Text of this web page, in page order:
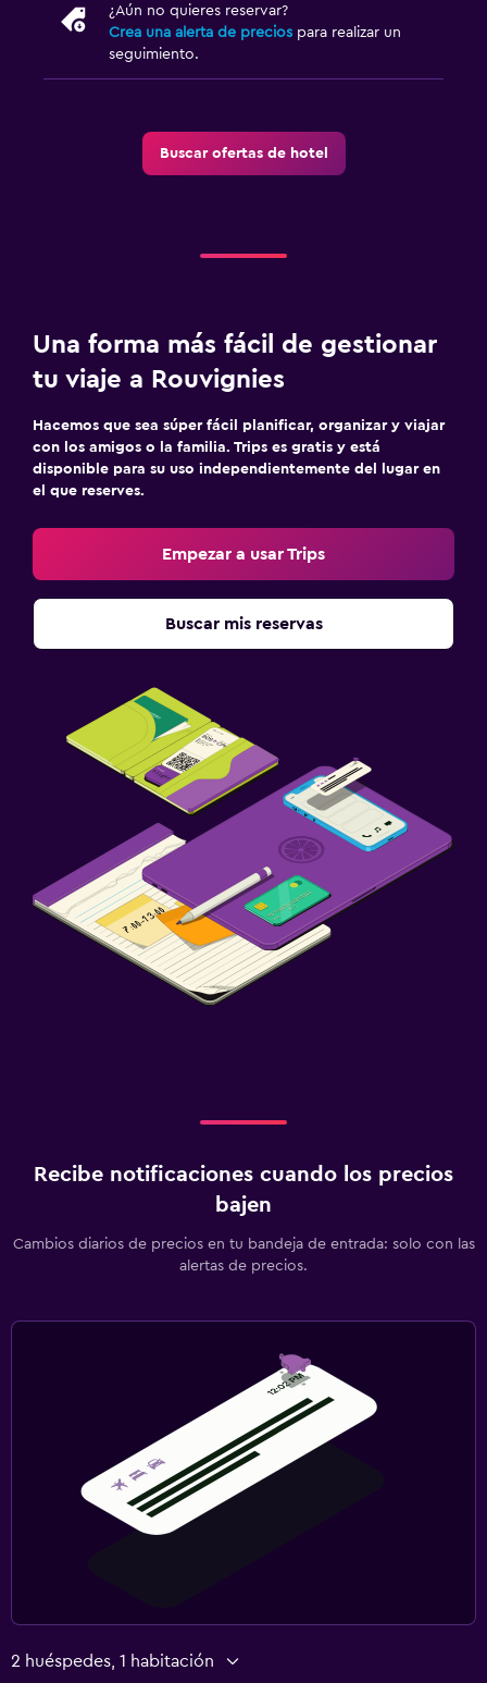
¿Aún no quieres reservar?
Crea una alerta de precios para realizar un
seguimiento.
Buscar ofertas de hotel
Una forma más fácil de gestionar
tu viaje a Rouvignies
Hacemos que sea súper fácil planificar, organizar y viajar
con los amigos o la familia. Trips es gratis y está
disponible para su uso independientemente del lugar en
el que reserves.
Empezar a usar Trips
Buscar mis reservas
Recibe notificaciones cuando los precios
bajen
Cambios diarios de precios en tu bandeja de entrada: solo con las
alertas de precios.
2 huéspedes, 1 habitación